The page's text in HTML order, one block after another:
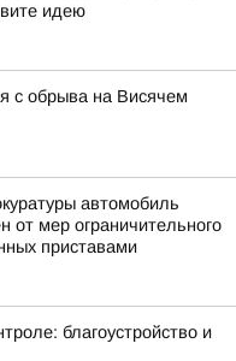
идею
с обрыва на Висячем
автомобиль
от мер ограничительного
приставами
благоустройство и